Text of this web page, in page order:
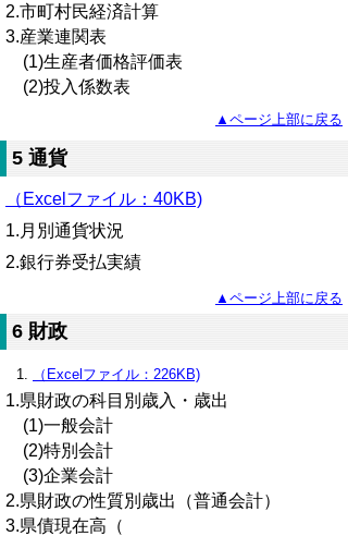
2.市町村民経済計算
3.産業連関表
(1)生産者価格評価表
(2)投入係数表
▲ページ上部に戻る
5 通貨
（Excelファイル：40KB)
1.月別通貨状況
2.銀行券受払実績
▲ページ上部に戻る
6 財政
（Excelファイル：226KB)
1.県財政の科目別歳入・歳出
(1)一般会計
(2)特別会計
(3)企業会計
2.県財政の性質別歳出（普通会計）
3.県債現在高（